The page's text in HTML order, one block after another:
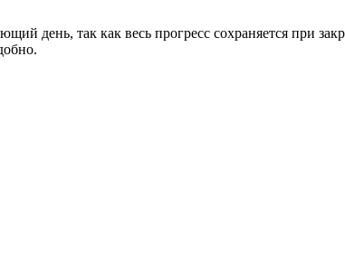
день, так как весь прогресс сохраняется при